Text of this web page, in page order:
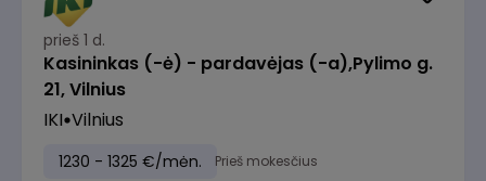
prieš 1 d.
Kasininkas (-ė) - pardavėjas (-a),Pylimo g.
21, Vilnius
IKI Vilnius
1230 - 1325 €/mėn. Prieš mokesčius